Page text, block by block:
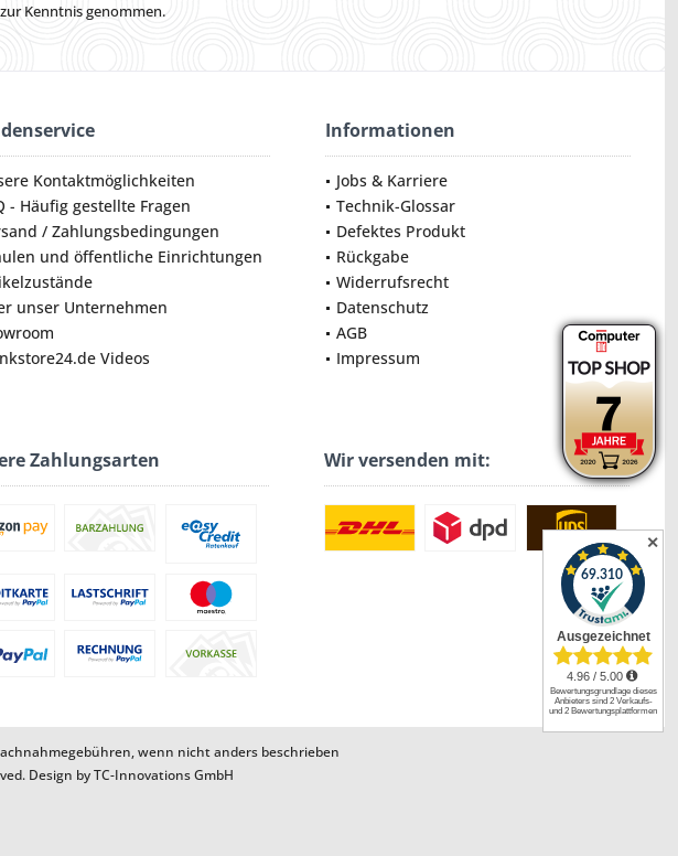
Kenntnis genommen.
Kontaktmöglichkeiten
- Häufig gestellte Fragen
/ Zahlungsbedingungen
und öffentliche Einrichtungen
unser Unternehmen
Videos
Informationen
Jobs & Karriere
Technik-Glossar
Defektes Produkt
Rückgabe
Widerrufsrecht
Datenschutz
AGB
Impressum
Zahlungsarten Wir versenden mit:
wenn nicht anders beschrieben
Design byTC-Innovations GmbH
✕